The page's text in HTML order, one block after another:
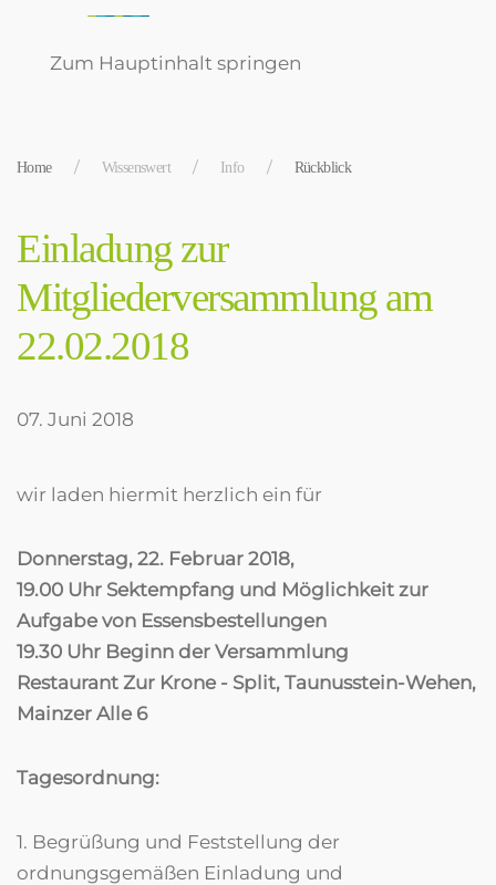
Zum Hauptinhalt springen
Home Wissenswert Info Rückblick
Einladung zur
Mitgliederversammlung am
22.02.2018
07. Juni 2018
wir laden hiermit herzlich ein für
Donnerstag, 22. Februar 2018,
19.00 Uhr Sektempfang und Möglichkeit zur
Aufgabe von Essensbestellungen
19.30 Uhr Beginn der Versammlung
Restaurant Zur Krone - Split, Taunusstein-Wehen,
Mainzer Alle 6
Tagesordnung:
1. Begrüßung und Feststellung der
ordnungsgemäßen Einladung und